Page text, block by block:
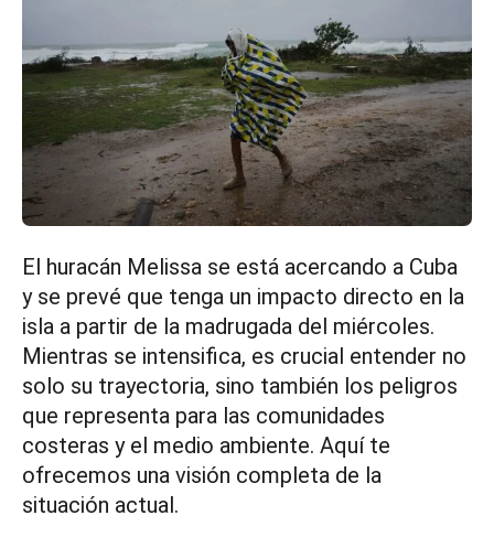
El huracán Melissa se está acercando a Cuba
y se prevé que tenga un impacto directo en la
isla a partir de la madrugada del miércoles.
Mientras se intensifica, es crucial entender no
solo su trayectoria, sino también los peligros
que representa para las comunidades
costeras y el medio ambiente. Aquí te
ofrecemos una visión completa de la
situación actual.